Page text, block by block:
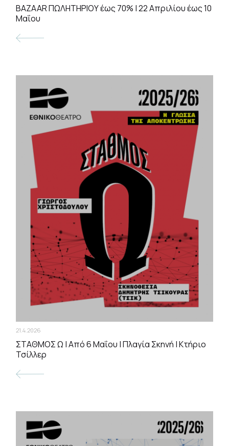
BAZAAR ΠΩΛΗΤΗΡΙΟΥ έως 70% | 22 Απριλίου έως 10
Μαΐου
21.4.2026
ΣΤΑΘΜΟΣ Ω | Από 6 Μαΐου | Πλαγία Σκηνή | Κτήριο
Τσίλλερ